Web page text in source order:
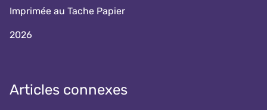
Imprimée au Tache Papier
2026
Articles connexes